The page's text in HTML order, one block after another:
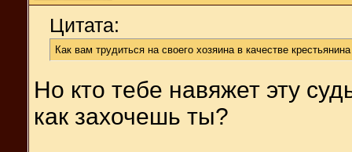
Цитата:
Как вам трудиться на своего хозяина в качестве
Но кто тебе навяжет эту
как захочешь ты?